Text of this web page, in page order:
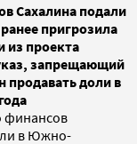
Сахалина подали
пригрозила
из проекта
запрещающий
продавать доли в
финансов
в Южно-